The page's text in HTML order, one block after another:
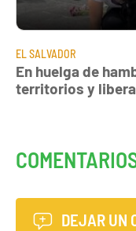
EL SALVADOR
En huelga de
territorios y
DEJAR UN